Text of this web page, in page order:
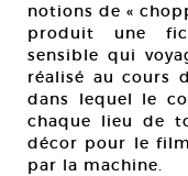
notions de «
produit une
sensible qui
réalisé au cours
dans lequel le
chaque lieu de
décor pour le
par la machine.